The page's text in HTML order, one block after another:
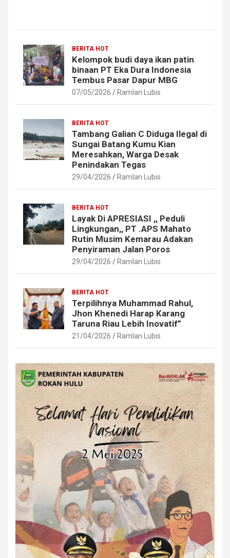
BERITA HOT
Kelompok budi daya ikan patin
binaan PT Eka Dura Indonesia
Tembus Pasar Dapur MBG
07/05/2026 Ramlan Lubis
BERITA HOT
Tambang Galian C Diduga Ilegal di
Sungai Batang Kumu Kian
Meresahkan, Warga Desak
Penindakan Tegas
29/04/2026 Ramlan Lubis
BERITA HOT
Layak Di APRESIASI ,, Peduli
Lingkungan,, PT .APS Mahato
Rutin Musim Kemarau Adakan
Penyiraman Jalan Poros
29/04/2026 Ramlan Lubis
BERITA HOT
Terpilihnya Muhammad Rahul,
Jhon Khenedi Harap Karang
Taruna Riau Lebih Inovatif”
21/04/2026 Ramlan Lubis